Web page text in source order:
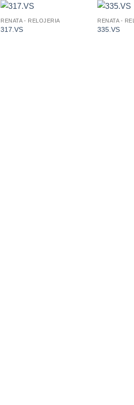
RENATA - RELOJERIA
317.VS
RENATA -
335.VS